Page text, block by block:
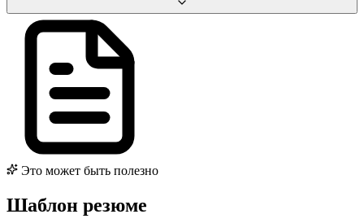
Это может быть полезно
Шаблон резюме